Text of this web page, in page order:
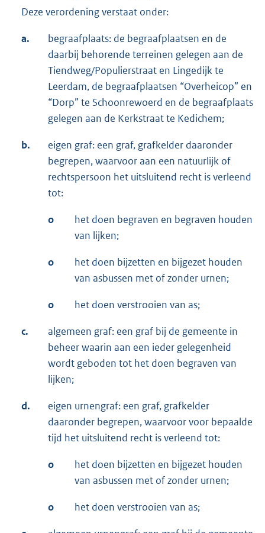
Deze verordening verstaat onder:
a.
begraafplaats: de begraafplaatsen en de
daarbij behorende terreinen gelegen aan de
Tiendweg/Populierstraat en Lingedijk te
Leerdam, de begraafplaatsen “Overheicop” en
“Dorp” te Schoonrewoerd en de begraafplaats
gelegen aan de Kerkstraat te Kedichem;
b.
eigen graf: een graf, grafkelder daaronder
begrepen, waarvoor aan een natuurlijk of
rechtspersoon het uitsluitend recht is verleend
tot:
o
het doen begraven en begraven houden
van lijken;
o
het doen bijzetten en bijgezet houden
van asbussen met of zonder urnen;
o het doen verstrooien van as;
c.
algemeen graf: een graf bij de gemeente in
beheer waarin aan een ieder gelegenheid
wordt geboden tot het doen begraven van
lijken;
d.
eigen urnengraf: een graf, grafkelder
daaronder begrepen, waarvoor voor bepaalde
tijd het uitsluitend recht is verleend tot:
o
het doen bijzetten en bijgezet houden
van asbussen met of zonder urnen;
o het doen verstrooien van as;